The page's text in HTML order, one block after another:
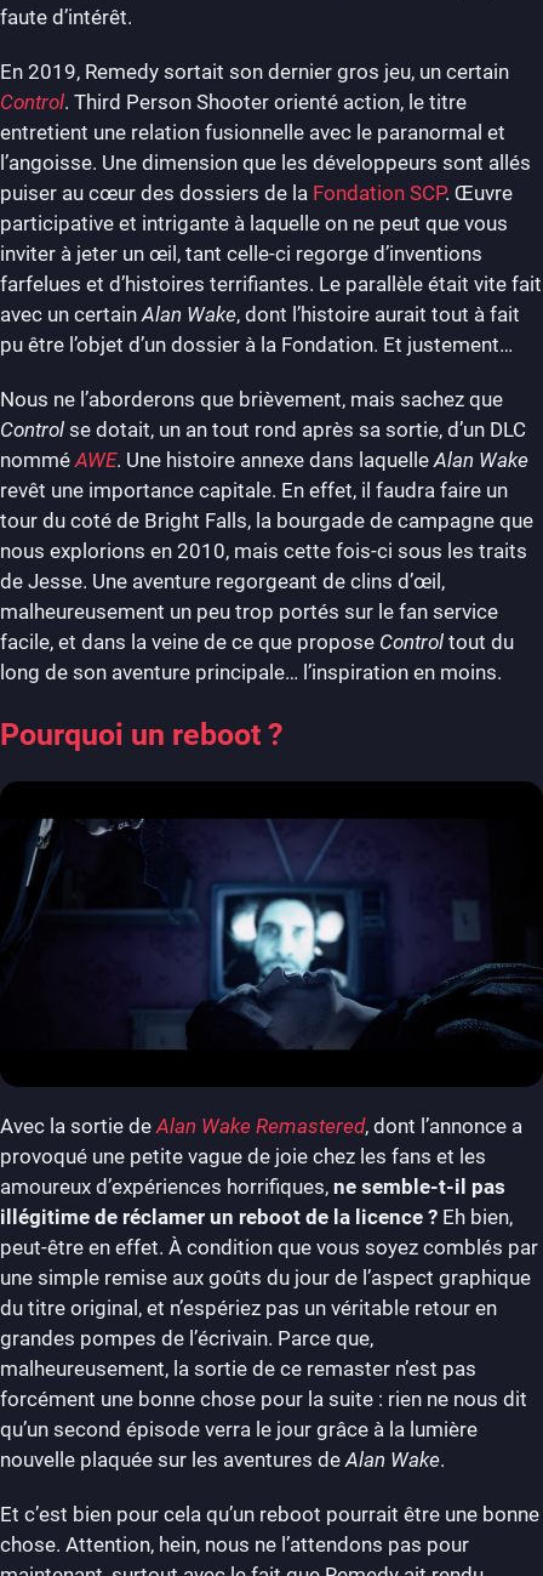
faute d’intérêt.
En 2019, Remedy sortait son dernier gros jeu, un certain
Control. Third Person Shooter orienté action, le titre
entretient une relation fusionnelle avec le paranormal et
l’angoisse. Une dimension que les développeurs sont allés
puiser au cœur des dossiers de la Fondation SCP. Œuvre
participative et intrigante à laquelle on ne peut que vous
inviter à jeter un œil, tant celle-ci regorge d’inventions
farfelues et d’histoires terrifiantes. Le parallèle était vite fait
avec un certain Alan Wake, dont l’histoire aurait tout à fait
pu être l’objet d’un dossier à la Fondation. Et justement…
Nous ne l’aborderons que brièvement, mais sachez que
Control se dotait, un an tout rond après sa sortie, d’un DLC
nommé AWE. Une histoire annexe dans laquelle Alan Wake
revêt une importance capitale. En effet, il faudra faire un
tour du coté de Bright Falls, la bourgade de campagne que
nous explorions en 2010, mais cette fois-ci sous les traits
de Jesse. Une aventure regorgeant de clins d’œil,
malheureusement un peu trop portés sur le fan service
facile, et dans la veine de ce que propose Control tout du
long de son aventure principale… l’inspiration en moins.
Pourquoi un reboot ?
Avec la sortie de Alan Wake Remastered, dont l’annonce a
provoqué une petite vague de joie chez les fans et les
amoureux d’expériences horrifiques, ne semble-t-il pas
illégitime de réclamer un reboot de la licence ? Eh bien,
peut-être en effet. À condition que vous soyez comblés par
une simple remise aux goûts du jour de l’aspect graphique
du titre original, et n’espériez pas un véritable retour en
grandes pompes de l’écrivain. Parce que,
malheureusement, la sortie de ce remaster n’est pas
forcément une bonne chose pour la suite : rien ne nous dit
qu’un second épisode verra le jour grâce à la lumière
nouvelle plaquée sur les aventures de Alan Wake.
Et c’est bien pour cela qu’un reboot pourrait être une bonne
chose. Attention, hein, nous ne l’attendons pas pour